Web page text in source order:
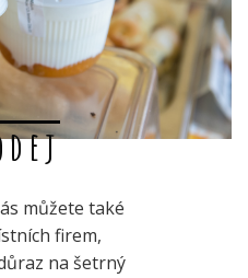
můžete také
firem,
na šetrný